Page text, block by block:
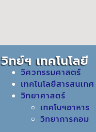
วิทย์ฯ เทคโนโลยี
วิศวกรรมศาสตร์
เทคโนโลยีสารสนเทศ
วิทยาศาสตร์
เทคโนฯอาหาร
วิทยาการคอม